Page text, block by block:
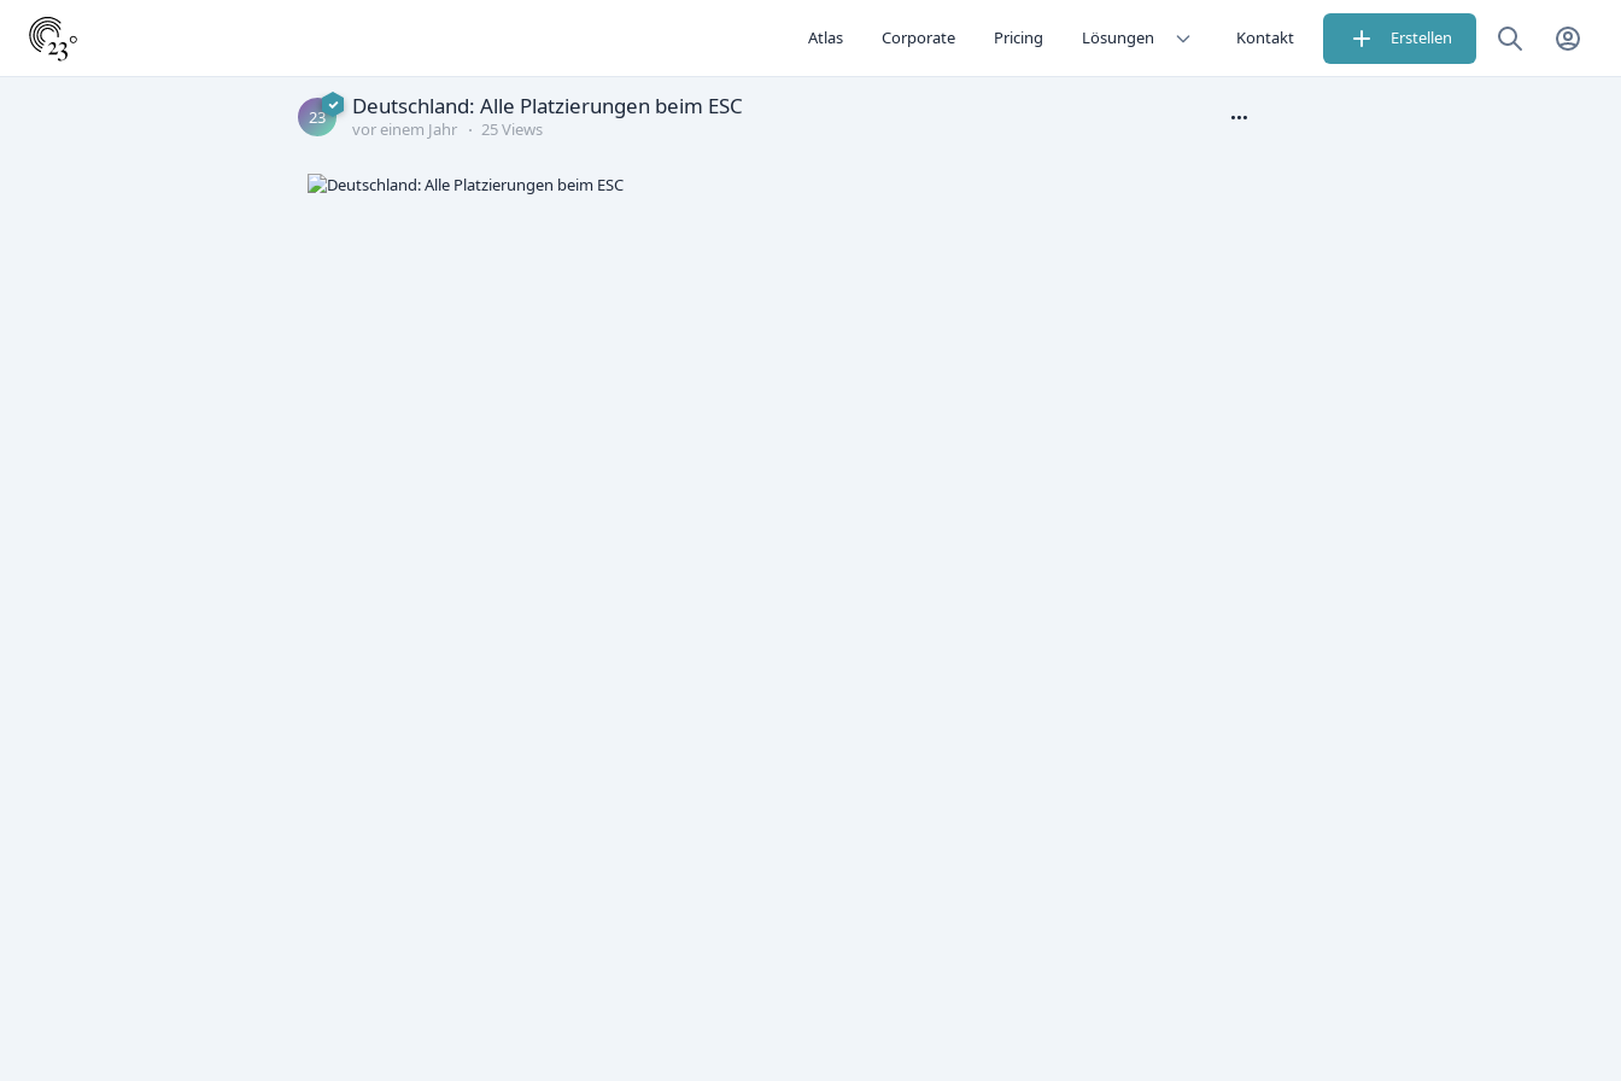
Atlas Corporate Pricing Lösungen Kontakt Erstellen
23 Deutschland: Alle Platzierungen beim ESC
vor einem Jahr 25 Views